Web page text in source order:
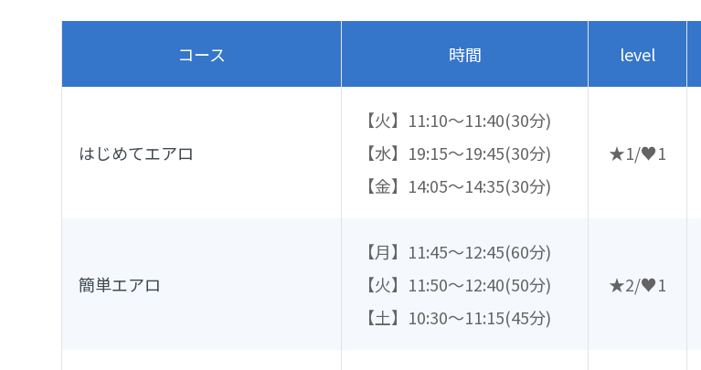
コース 時間 level
はじめてエアロ
【火】 11:10～11:40(30分)
【水】 19:15～19:45(30分)
【金】 14:05～14:35(30分)
★1/♥1
簡単エアロ
【月】 11:45～12:45(60分)
【火】 11:50～12:40(50分)
【土】 10:30～11:15(45分)
★2/♥1